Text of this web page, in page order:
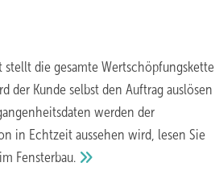
stellt die gesamte Wertschöpfungskette
der Kunde selbst den Auftrag auslösen
werden der
in Echtzeit aussehen wird, lesen Sie
Fensterbau.